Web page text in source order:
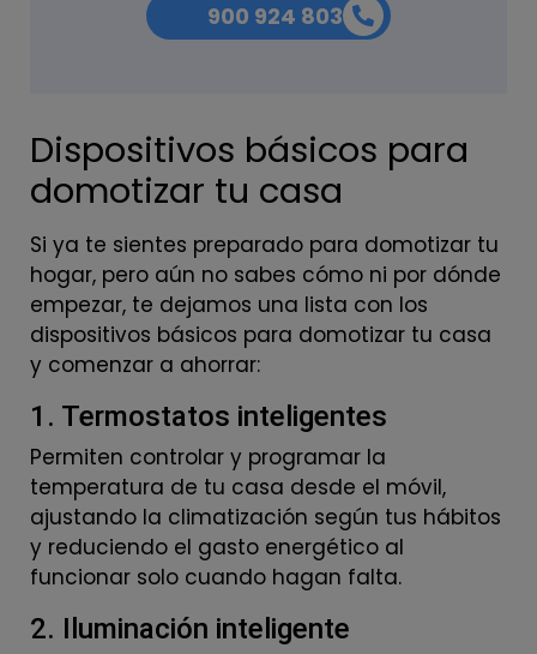
900 924 803
Dispositivos básicos para
domotizar tu casa
Si ya te sientes preparado para domotizar tu
hogar, pero aún no sabes cómo ni por dónde
empezar, te dejamos una lista con los
dispositivos básicos para domotizar tu casa
y comenzar a ahorrar:
1. Termostatos inteligentes
Permiten controlar y programar la
temperatura de tu casa desde el móvil,
ajustando la climatización según tus hábitos
y reduciendo el gasto energético al
funcionar solo cuando hagan falta.
2. Iluminación inteligente